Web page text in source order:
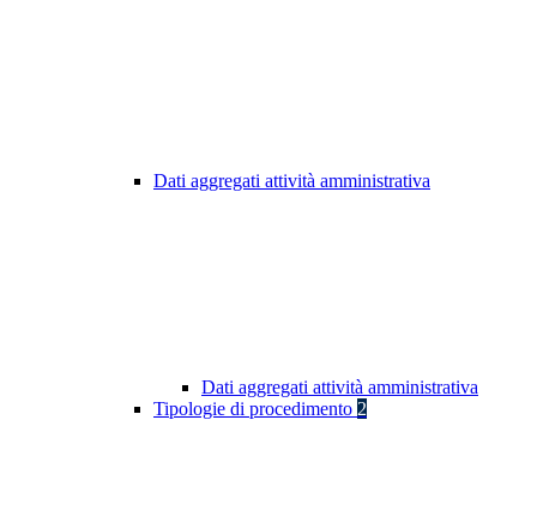
Dati aggregati attività amministrativa
Dati aggregati attività amministrativa
Tipologie di procedimento 2